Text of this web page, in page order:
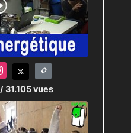
/ 31.105 vues